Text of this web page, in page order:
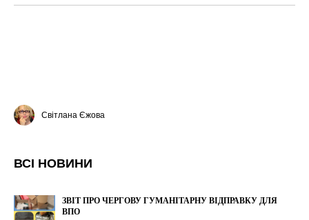
Світлана Єжова
ВСІ НОВИНИ
ЗВІТ ПРО ЧЕРГОВУ ГУМАНІТАРНУ ВІДПРАВКУ ДЛЯ
ВПО